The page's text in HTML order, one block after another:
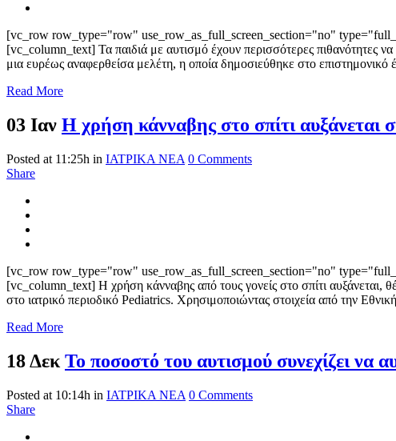
[vc_row row_type="row" use_row_as_full_screen_section="no"
[vc_column_text] Τα παιδιά με αυτισμό έχουν περισσότερες πιθανότητες
μια ευρέως αναφερθείσα μελέτη, η οποία δημοσιεύθηκε στο
Read More
03 Ιαν Η χρήση κάνναβης στο σπίτι αυξάνεται
Posted at 11:25h in ΙΑΤΡΙΚΑ ΝΕΑ 0 Comments
Share
[vc_row row_type="row" use_row_as_full_screen_section="no"
[vc_column_text] Η χρήση κάνναβης από τους γονείς στο σπίτι αυξάνεται,
στο ιατρικό περιοδικό Pediatrics. Χρησιμοποιώντας στοιχεία από την
Read More
18 Δεκ Το ποσοστό του αυτισμού συνεχίζει να
Posted at 10:14h in ΙΑΤΡΙΚΑ ΝΕΑ 0 Comments
Share